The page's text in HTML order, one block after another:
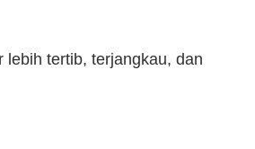
lebih tertib, terjangkau, dan